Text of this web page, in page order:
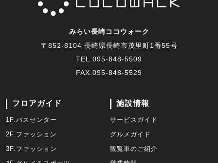
みらい長崎ココウォーク
〒852-8104 長崎県長崎市茂里町1番55号
TEL. 095-848-5509
FAX.095-848-5529
フロアガイド
1F.バスセンター
2F.ファッション
3F.ファッション
施設情報
サービスガイド
グルメガイド
観覧車のご紹介